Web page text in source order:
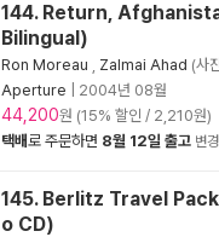
144. Return,
Bilingual)
Ron Moreau Zalmai Ahad (사
Aperture
2004년 08월
44,200원 (15% 할인 / 2,210원)
택배로 주문하면 8월 12일 출고 변경
145. Berlitz Travel
o CD)